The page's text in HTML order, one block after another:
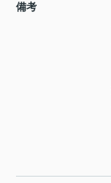
備考